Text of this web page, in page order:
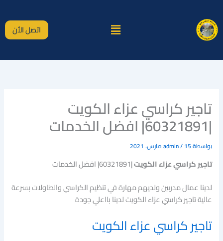
المحتوى
القائمة اتصل الأن
تاجير كراسي عزاء الكويت
|60321891| افضل الخدمات
بواسطة admin/15 مارس، 2021
تاجير كراسي عزاء الكويت|60321891| افضل الخدمات
لدينا عمال مدربين ولديهم مهارة في تنظيم الكراسي والطاولات بسرعة
عالية تاجير كراسي عزاء الكويت لدينا بااعلي جودة
تاجير كراسي عزاء الكويت